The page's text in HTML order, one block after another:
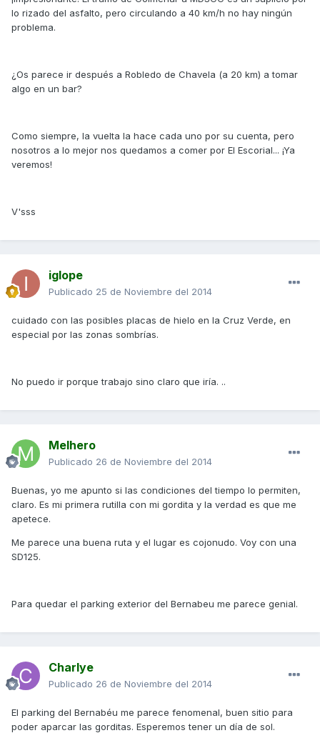
lo rizado del asfalto, pero circulando a 40 km/h no hay ningún
problema.
¿Os parece ir después a Robledo de Chavela (a 20 km) a tomar
algo en un bar?
Como siempre, la vuelta la hace cada uno por su cuenta, pero
nosotros a lo mejor nos quedamos a comer por El Escorial... ¡Ya
veremos!
V'sss
iglope
Publicado 25 de Noviembre del 2014
cuidado con las posibles placas de hielo en la Cruz Verde, en
especial por las zonas sombrías.
No puedo ir porque trabajo sino claro que iría. ..
Melhero
Publicado 26 de Noviembre del 2014
Buenas, yo me apunto si las condiciones del tiempo lo permiten,
claro. Es mi primera rutilla con mi gordita y la verdad es que me
apetece.
Me parece una buena ruta y el lugar es cojonudo. Voy con una
SD125.
Para quedar el parking exterior del Bernabeu me parece genial.
Charlye
Publicado 26 de Noviembre del 2014
El parking del Bernabéu me parece fenomenal, buen sitio para
poder aparcar las gorditas. Esperemos tener un día de sol.